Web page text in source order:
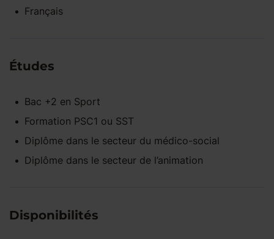
Français
Études
Bac +2 en Sport
Formation PSC1 ou SST
Diplôme dans le secteur du médico-social
Diplôme dans le secteur de l’animation
Disponibilités